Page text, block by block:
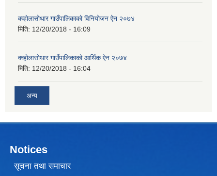
क्व्होलासोथार गाउँपालिकाको विनियोजन ऐन २०७४
मिति: 12/20/2018 - 16:09
क्व्होलासोथार गाउँपालिकाको आर्थिक ऐन २०७४
मिति: 12/20/2018 - 16:04
अन्य
Notices
सूचना तथा समाचार